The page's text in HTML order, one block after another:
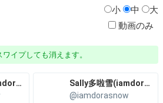
小
中
大
動画のみ
イプしても消えます。
Sally多啦雪(iamdorasnow)
Sally多啦雪(iamdorasnow)
@iamdorasnow